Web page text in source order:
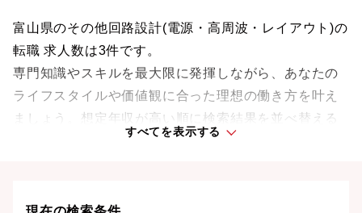
富山県のその他回路設計(電源・高周波・レイアウト)の
転職 求人数は3件です。
専門知識やスキルを最大限に発揮しながら、あなたの
ライフスタイルや価値観に合った理想の働き方を叶え
ましょう。想定年収が高い順に検索結果を並べ替える
すべてを表示する